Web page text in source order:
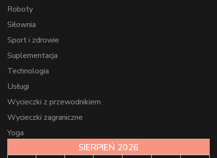
Roboty
Siłownia
Sport i zdrowie
Suplementacja
Technologia
Usługi
Wycieczki z przewodnikiem
Wycieczki zagraniczne
Yoga
SIERPIEŃ 2026